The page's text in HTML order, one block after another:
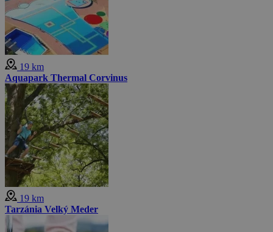
19 km
Aquapark Thermal Corvinus
19 km
Tarzánia Velký Meder